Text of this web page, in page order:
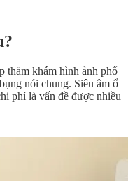
thăm khám hình ảnh phổ
nói chung. Siêu âm ổ
phí là vấn đề được nhiều